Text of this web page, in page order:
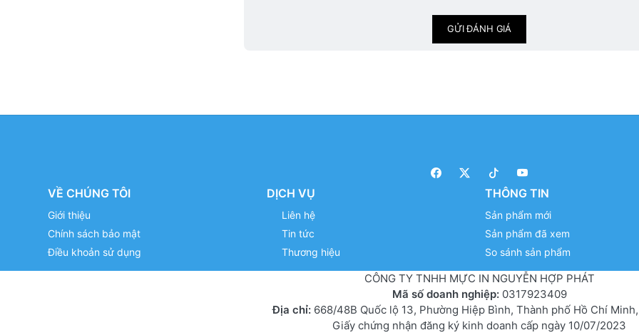
GỬI ĐÁNH GIÁ
VỀ CHÚNG TÔI
Giới thiệu
Chính sách bảo mật
Điều khoản sử dụng
DỊCH VỤ
Liên hệ
Tin tức
Thương hiệu
THÔNG TIN
Sản phẩm mới
Sản phẩm đã xem
So sánh sản phẩm
CÔNG TY TNHH MỰC IN NGUYỄN HỢP PHÁT
Mã số doanh nghiệp: 0317923409
Địa chỉ:668/48B Quốc lộ 13, Phường Hiệp Bình, Thành phố Hồ Chí
Giấy chứng nhận đăng ký kinh doanh cấp ngày 10/07/2023